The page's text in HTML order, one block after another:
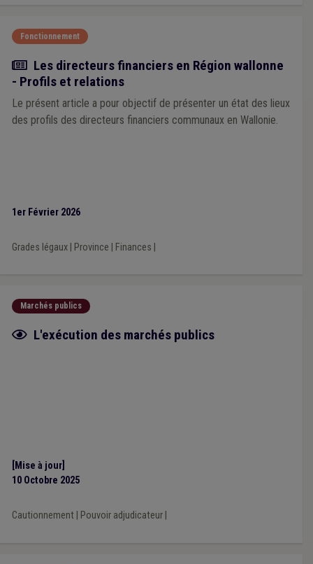
Fonctionnement
Article
Les directeurs financiers en Région wallonne
- Profils et relations
Le présent article a pour objectif de présenter un état des lieux
des profils des directeurs financiers communaux en Wallonie.
1er Février 2026
Grades légaux| Province Finances
Marchés publics
Fiche focus
L'exécution des marchés publics
[Mise à jour]
10 Octobre 2025
Cautionnement| Pouvoir adjudicateur|